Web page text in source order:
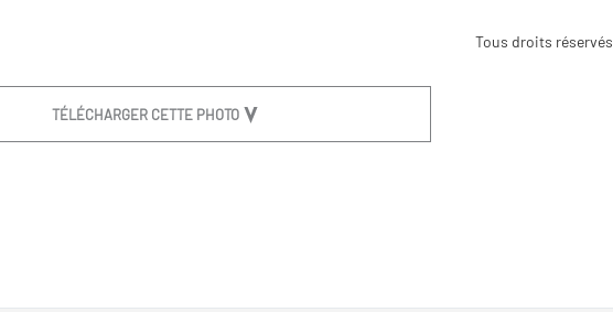
Tous droits réservés
TÉLÉCHARGER CETTE PHOTO